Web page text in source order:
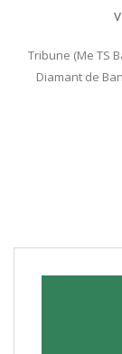
Tribune (Me TS
Diamant de